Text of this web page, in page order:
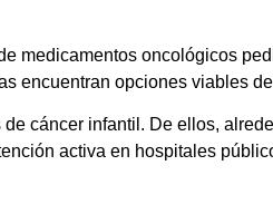
medicamentos oncológicos
encuentran opciones viables
cáncer infantil. De ellos,
activa en hospitales